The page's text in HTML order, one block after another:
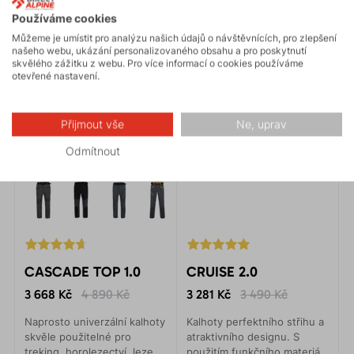
CASCADE TOP 1.0
3 668 Kč 4 890 Kč
Naprosto univerzální kalhoty
skvěle použitelné pro
CRUISE 2.0
3 281 Kč 3 490 Kč
Kalhoty perfektního střihu a
atraktivního designu. S
Používáme cookies
Můžeme je umístit pro analýzu našich údajů o návštěvnících, pro zlepšení
našeho webu, ukázání personalizovaného obsahu a pro poskytnutí
skvělého zážitku z webu. Pro více informací o cookies používáme
otevřené nastavení.
Přijmout vše Ne, uprav
Odmítnout